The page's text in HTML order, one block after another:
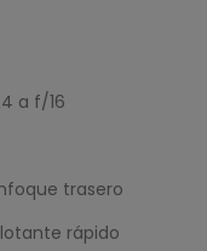
a f/16
trasero
rápido